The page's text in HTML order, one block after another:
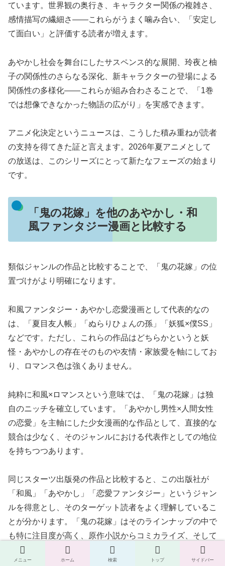
ています。世界観の奥行き、キャラクター関係の複雑さ、
感情描写の繊細さ——これらがうまく噛み合い、「安定し
て面白い」と評価する読者が増えます。
あやかし社会を舞台にしたサスペンス的な展開、玲夜と柚
子の関係性のさらなる深化、新キャラクターの登場による
関係性の多様化——これらが組み合わさることで、「1巻
では想像できなかった物語の広がり」を実感できます。
アニメ化決定というニュースは、こうした積み重ねが読者
の支持を得てきた証と言えます。2026年夏アニメとして
の放送は、このシリーズにとって新たなフェーズの始まり
です。
「鬼の花嫁」を他のあやかし・和
風ファンタジー漫画と比較する
類似ジャンルの作品と比較することで、「鬼の花嫁」の位
置づけがより明確になります。
和風ファンタジー・あやかし恋愛漫画として代表的なの
は、「夏目友人帳」「ぬらりひょんの孫」「妖狐×僕SS」
などです。ただし、これらの作品はどちらかというと妖
怪・あやかしの存在そのものや友情・家族愛を軸にしてお
り、ロマンス色は強くありません。
純粋に和風×ロマンスという意味では、「鬼の花嫁」は独
自のニッチを確立しています。「あやかし男性×人間女性
の恋愛」を主軸にした少女漫画的な作品として、直接的な
競合は少なく、そのジャンルにおける代表作としての地位
を持ちつつあります。
同じスターツ出版発の作品と比較すると、この出版社が
「和風」「あやかし」「恋愛ファンタジー」というジャン
ルを得意とし、そのターゲット読者をよく理解しているこ
とが分かります。「鬼の花嫁」はそのラインナップの中で
も特に注目度が高く、原作小説からコミカライズ、そして
アニメ化というメディアミックス展開を果たした看板作品
です。
メニュー ホーム 検索 トップ サイドバー